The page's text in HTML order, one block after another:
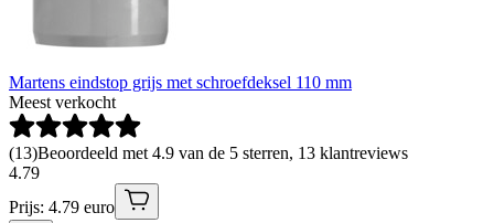
Martens eindstop grijs met schroefdeksel 110 mm
Meest verkocht
(13)Beoordeeld met 4.9 van de 5 sterren, 13 klantreviews
4.79
Prijs: 4.79 euro